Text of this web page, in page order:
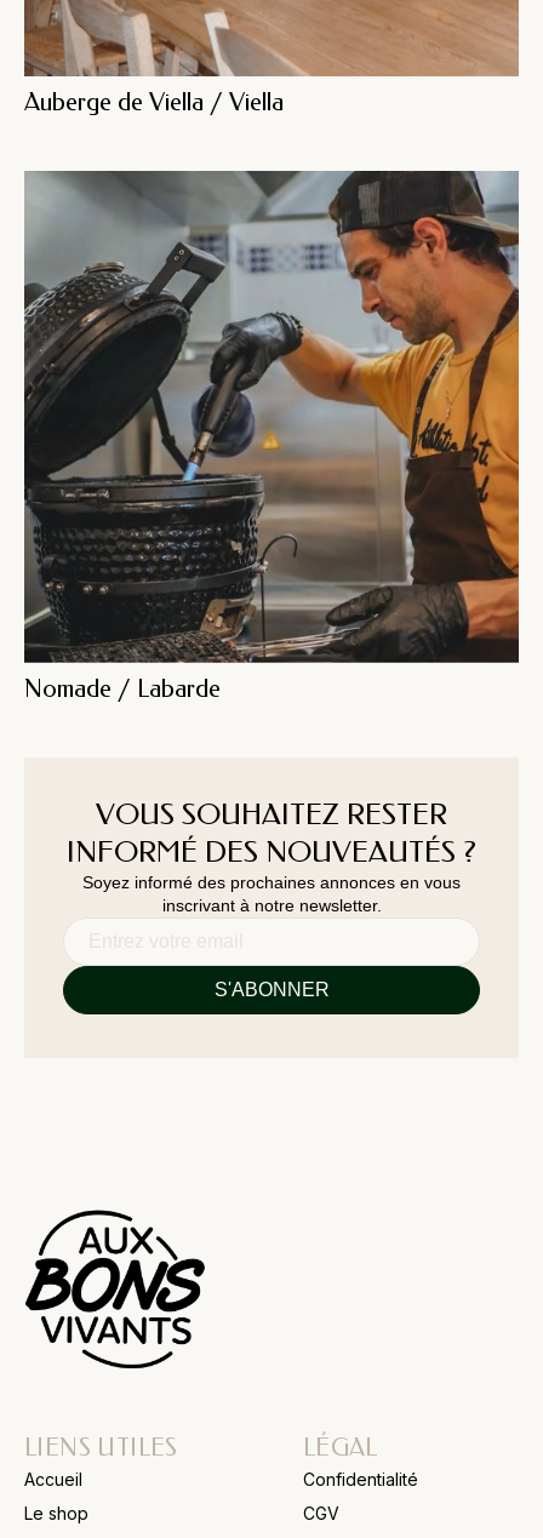
Auberge de Viella / Viella
Nomade / Labarde
VOUS SOUHAITEZ RESTER
INFORMÉ DES NOUVEAUTÉS ?
Soyez informé des prochaines annonces en vous
inscrivant à notre newsletter.
LIENS UTILES
Accueil
Le shop
LÉGAL
Confidentialité
CGV